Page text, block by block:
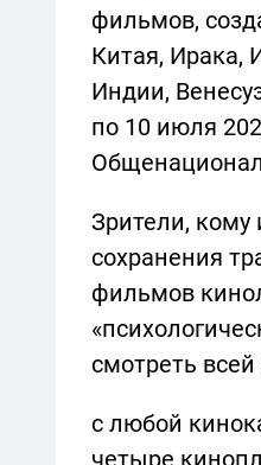
фильмов,
Китая, Ирака,
Индии,
по 10 июля
Зрители,
сохранения
фильмов
смотреть
с любой
четыре